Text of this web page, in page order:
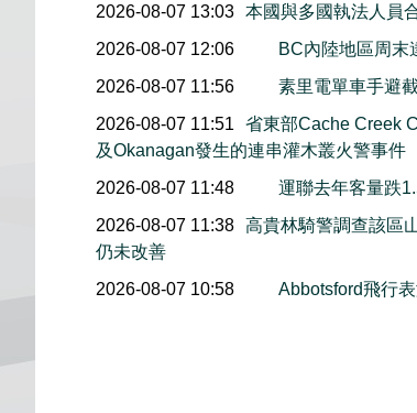
2026-08-07 13:03 本國與多國執法人員
2026-08-07 12:06
BC內陸地區周末
2026-08-07 11:56
素里電單車手避
2026-08-07 11:51
省東部Cache Creek
及Okanagan發生的連串灌木叢火警事件
2026-08-07 11:48
運聯去年客量跌
2026-08-07 11:38 高貴林騎警調查該區
仍未改善
2026-08-07 10:58
Abbotsford飛行